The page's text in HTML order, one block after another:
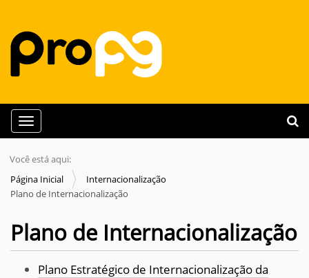
Busca
Toggle navigation
Você está aqui:
Página Inicial
Internacionalização
Plano de Internacionalização
Plano de Internacionalização
Plano Estratégico de Internacionalização da